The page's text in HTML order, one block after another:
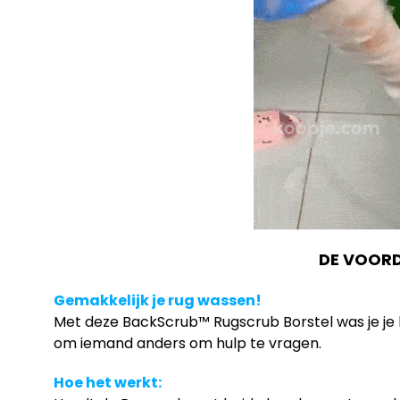
DE
Gemakkelijk je rug wassen!
Met deze BackScrub™ Rugscrub Borstel was je
om iemand anders om hulp te vragen.
Hoe het werkt: